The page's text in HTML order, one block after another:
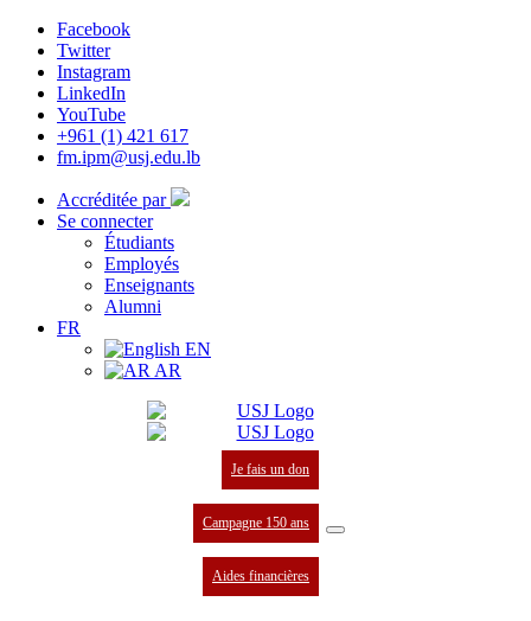
Facebook
Twitter
Instagram
LinkedIn
YouTube
+961 (1) 421 617
fm.ipm@usj.edu.lb
Accréditée par
Se connecter
Étudiants
Employés
Enseignants
Alumni
FR
EN
AR
Je fais un don
Campagne 150 ans
Aides financières